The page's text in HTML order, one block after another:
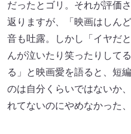
だったとゴリ。それが評価
返りますが、「映画はしん
音も吐露。しかし「イヤだ
んが泣いたり笑ったりして
る」と映画愛を語ると、短
のは自分くらいではないか
れてないのにやめなかった